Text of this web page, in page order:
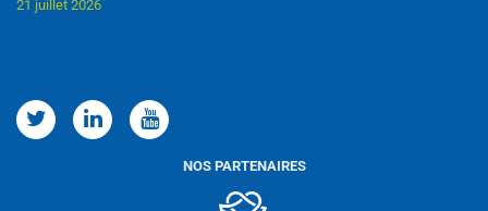
21 juillet 2026